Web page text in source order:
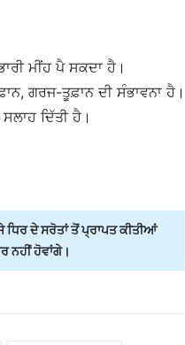
ਮੀਂਹ ਪੈ ਸਕਦਾ ਹੈ।
ਗਰਜ-ਤੂਫ਼ਾਨ ਦੀ ਸੰਭਾਵਨਾ ਹੈ।
ਦਿੱਤੀ ਹੈ।
ਦੇ ਸਰੋਤਾਂ ਤੋਂ ਪ੍ਰਾਪਤ ਕੀਤੀਆਂ
ਨਹੀਂ ਹੋਵਾਂਗੇ।